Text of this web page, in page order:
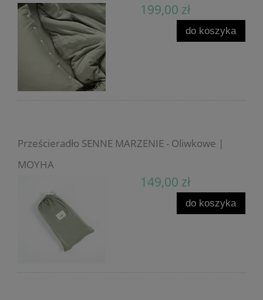
199,00 zł
do koszyka
Prześcieradło SENNE MARZENIE - Oliwkowe |
MOYHA
149,00 zł
do koszyka